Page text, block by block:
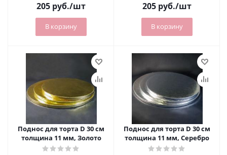
205 руб./шт
В корзину
205 руб./шт
В корзину
Поднос для торта D 30 см
толщина 11 мм, Золото
Поднос для торта D 30 см
толщина 11 мм, Серебро